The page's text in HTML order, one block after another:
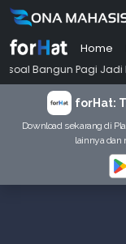
Home
Pagi Jadi Perdebatan •
forHat:
Download sekarang di
lainnya dan